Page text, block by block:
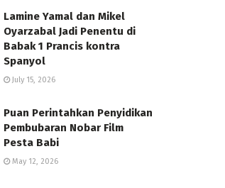
Lamine Yamal dan Mikel
Oyarzabal Jadi Penentu di
Babak 1 Prancis kontra
Spanyol
July 15, 2026
Puan Perintahkan Penyidikan
Pembubaran Nobar Film
Pesta Babi
May 12, 2026